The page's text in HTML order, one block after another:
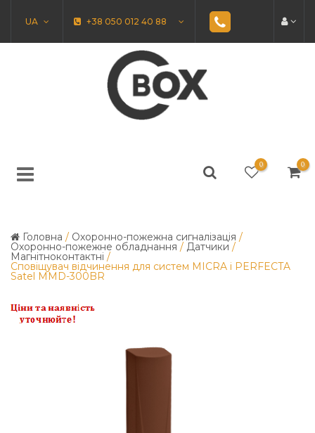
UA +38 050 012 40 88
0 0
Головна / Охоронно-пожежна сигналізація /
Охоронно-пожежне обладнання / Датчики /
Магнітноконтактні /
Сповіщувач відчинення для систем MICRA і PERFECTA
Satel MMD-300BR